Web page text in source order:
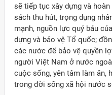
sẽ tiếp tục xây dựng và
sách thu hút, trọng dụng
mạnh, nguồn lực quý báu
dựng và bảo vệ Tổ quốc;
các nước để bảo vệ quyền
người Việt Nam ở nước
cuộc sống, yên tâm làm ăn,
trong đời sống xã hội nước